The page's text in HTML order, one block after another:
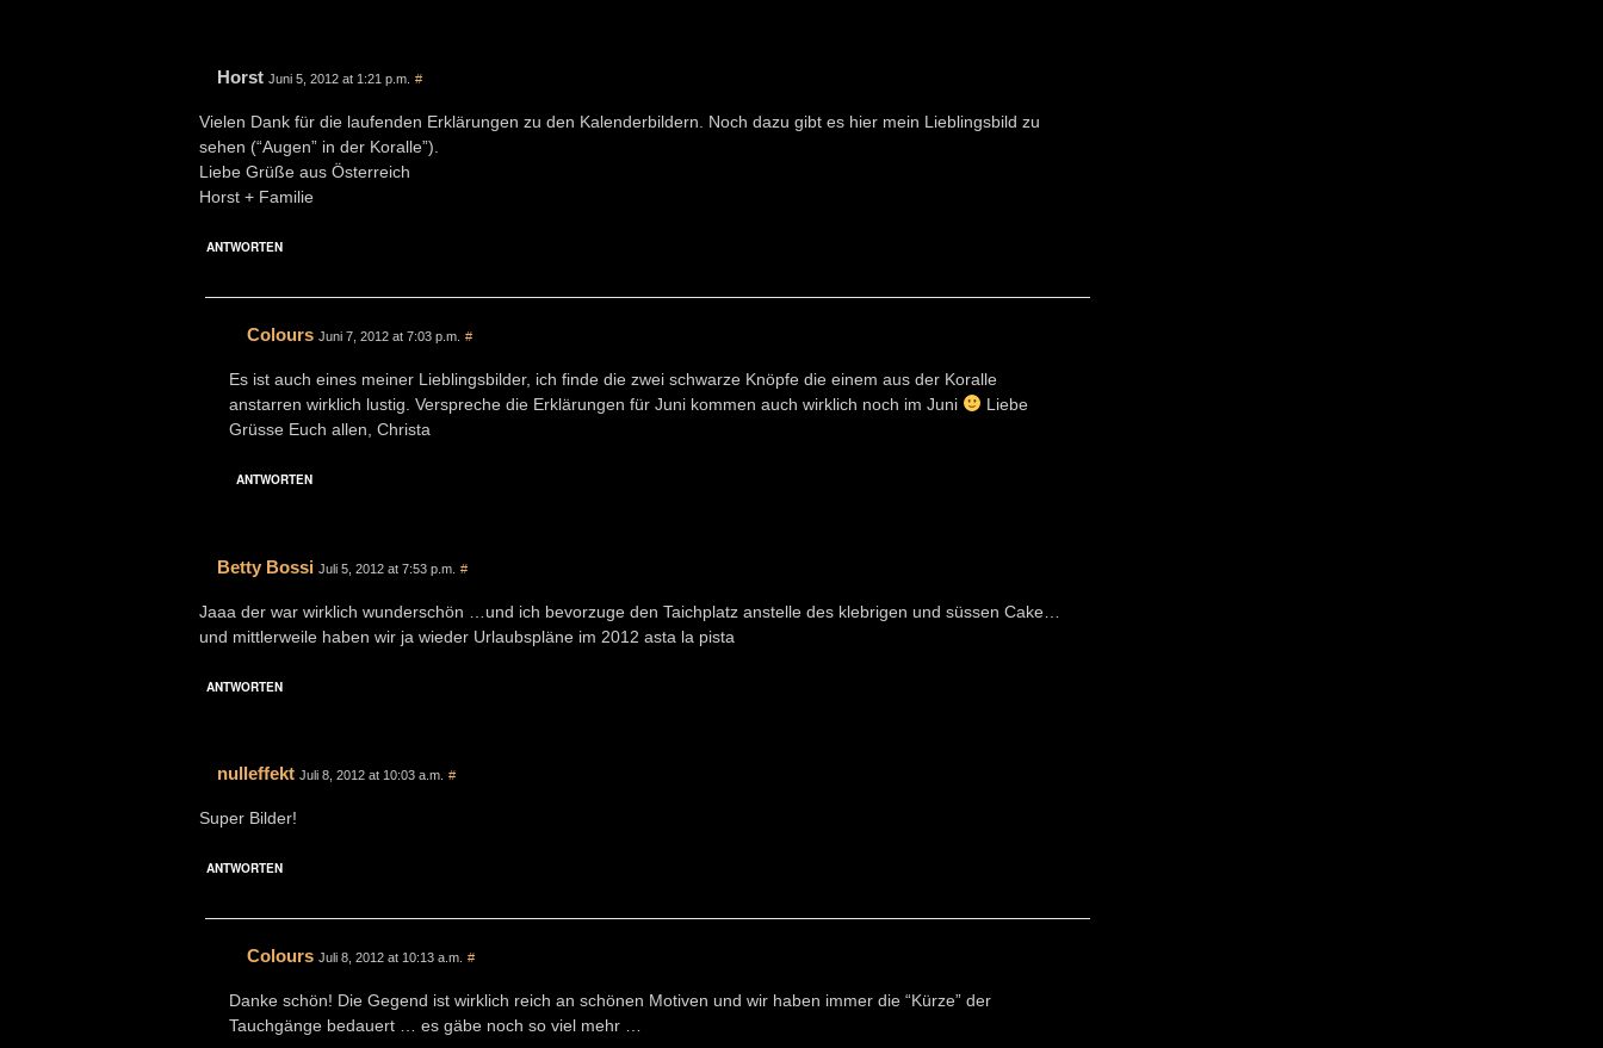
Horst Juni 5, 2012 at 1:21 p.m. #
Vielen Dank für die laufenden Erklärungen zu den Kalenderbildern. Noch dazu gibt es hier mein Lieblingsbild zu
sehen (“Augen” in der Koralle”).
Liebe Grüße aus Österreich
Horst + Familie
ANTWORTEN
Colours Juni 7, 2012 at 7:03 p.m. #
Es ist auch eines meiner Lieblingsbilder, ich finde die zwei schwarze Knöpfe die einem aus der Koralle
anstarren wirklich lustig. Verspreche die Erklärungen für Juni kommen auch wirklich noch im Juni
Liebe
Grüsse Euch allen, Christa
ANTWORTEN
Betty Bossi Juli 5, 2012 at 7:53 p.m. #
Jaaa der war wirklich wunderschön …und ich bevorzuge den Taichplatz anstelle des klebrigen und süssen Cake…
und mittlerweile haben wir ja wieder Urlaubspläne im 2012 asta la pista
ANTWORTEN
nulleffekt Juli 8, 2012 at 10:03 a.m. #
Super Bilder!
ANTWORTEN
Colours Juli 8, 2012 at 10:13 a.m. #
Danke schön! Die Gegend ist wirklich reich an schönen Motiven und wir haben immer die “Kürze” der
Tauchgänge bedauert … es gäbe noch so viel mehr …